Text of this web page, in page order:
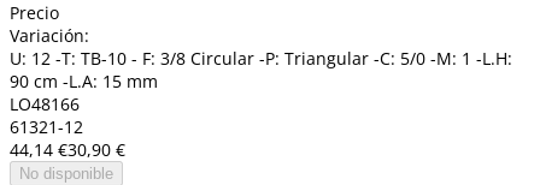
Precio
Variación:
U: 12 -T: TB-10 - F: 3/8 Circular -P: Triangular -C: 5/0 -M: 1 -L.H:
90 cm -L.A: 15 mm
LO48166
61321-12
44,14 €30,90 €
No disponible